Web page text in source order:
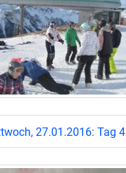
27.01.2016: Tag